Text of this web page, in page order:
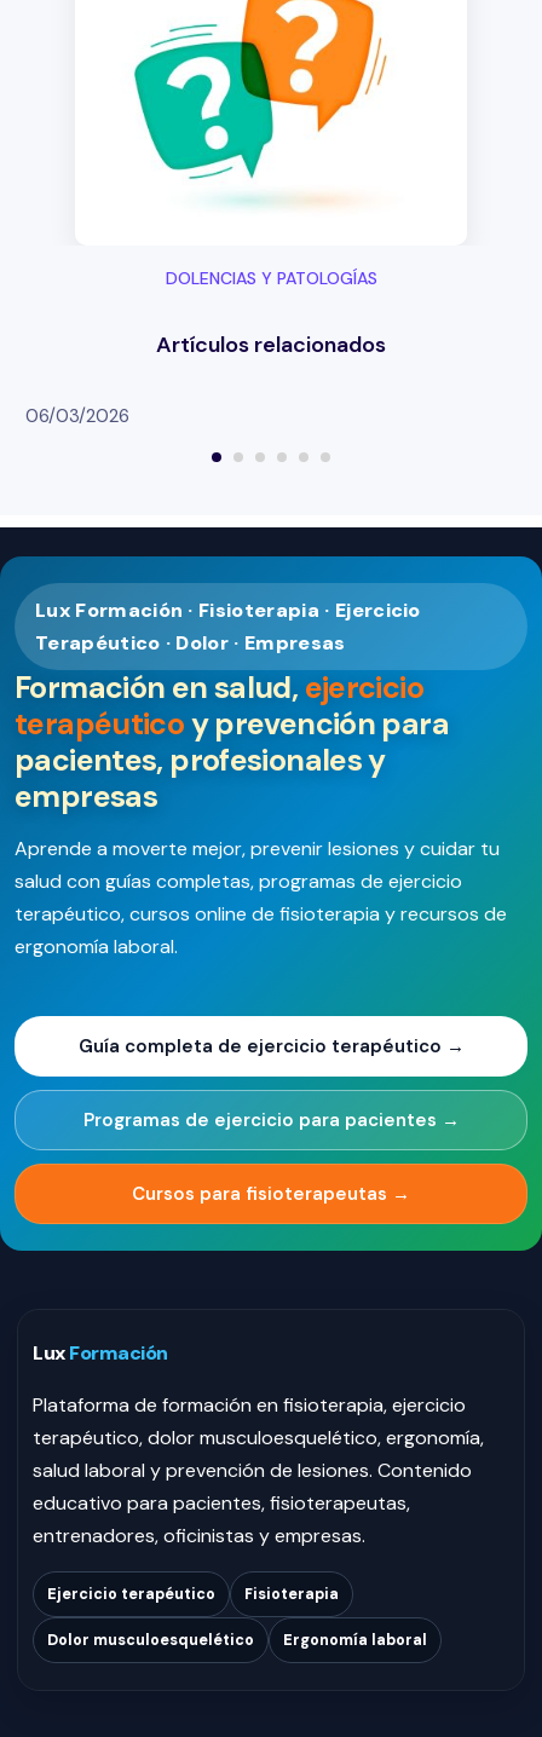
DOLENCIAS Y PATOLOGÍAS
06/03/2026
Lux Formación · Fisioterapia · Ejercicio
Terapéutico · Dolor · Empresas
Formación en salud, ejercicio
terapéuticoy prevención para
pacientes, profesionales y
empresas
Aprende a moverte mejor, prevenir lesiones y cuidar tu
salud con guías completas, programas de ejercicio
terapéutico, cursos online de fisioterapia y recursos de
ergonomía laboral.
Guía completa de ejercicio terapéutico →
Programas de ejercicio para pacientes →
Cursos para fisioterapeutas →
LuxFormación
Plataforma de formación en fisioterapia, ejercicio
terapéutico, dolor musculoesquelético, ergonomía,
salud laboral y prevención de lesiones. Contenido
educativo para pacientes, fisioterapeutas,
entrenadores, oficinistas y empresas.
Ejercicio terapéutico Fisioterapia
Dolor musculoesquelético Ergonomía laboral